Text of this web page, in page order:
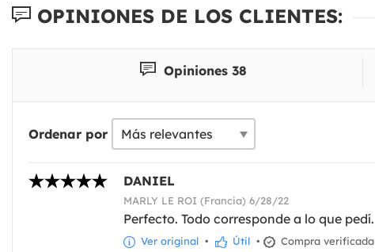
OPINIONES DE LOS CLIENTES:
Opiniones 38
Ordenar por
DANIEL
MARLY LE ROI (Francia) 6/28/22
Perfecto. Todo corresponde a lo que pedí.
Ver original • Útil • Compra verificada